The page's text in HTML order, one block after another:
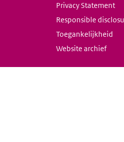
Privacy Statement
Responsible
Toegankelijkheid
Website archief